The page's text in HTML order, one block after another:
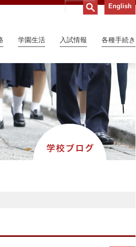
English
学園生活 入試情報 各種手続き